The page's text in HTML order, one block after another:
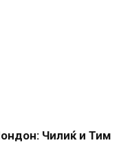
Чилиќ и Тим